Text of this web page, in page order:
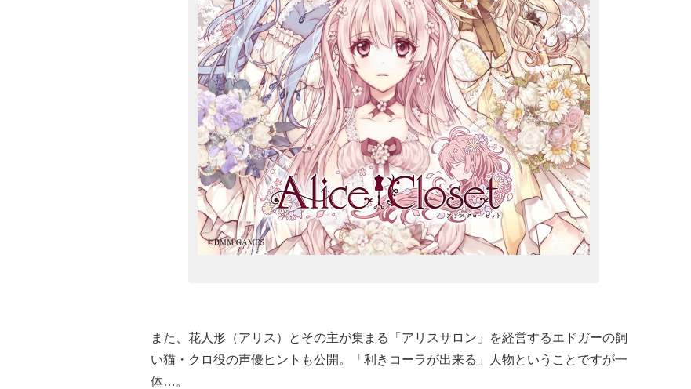
また、花人形（アリス）とその主が集まる「アリスサロン」を経営するエドガーの飼
い猫・クロ役の声優ヒントも公開。「利きコーラが出来る」人物ということですが一
体…。